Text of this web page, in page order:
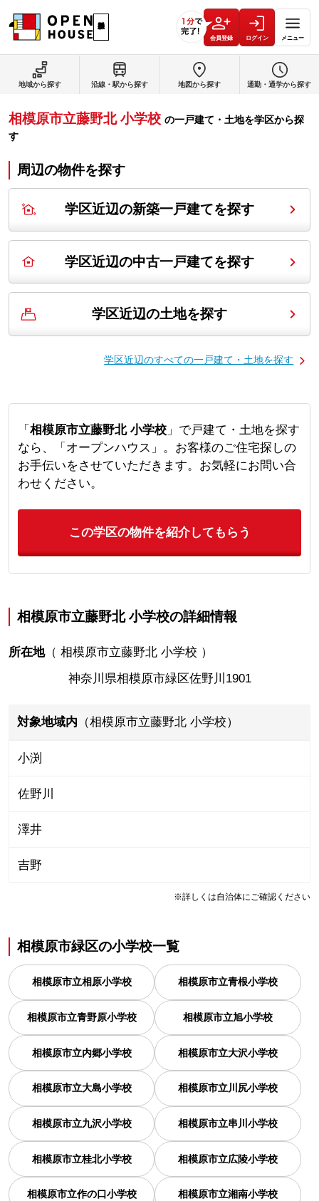
会員登録 ログイン メニュー
地域から探す 沿線・駅から探す 地図から探す 通勤・通学から探す
相模原市立藤野北 小学校 の一戸建て・土地を学区から探
す
周辺の物件を探す
学区近辺の新築一戸建てを探す
学区近辺の中古一戸建てを探す
学区近辺の土地を探す
学区近辺のすべての一戸建て・土地を探す
「 相模原市立藤野北 小学校」で戸建て・土地を探す
なら、「オープンハウス」。お客様のご住宅探しの
お手伝いをさせていただきます。お気軽にお問い合
わせください。
この学区の物件を紹介してもらう
相模原市立藤野北 小学校の詳細情報
所在地（ 相模原市立藤野北 小学校 ）
神奈川県相模原市緑区佐野川1901
対象地域内 （相模原市立藤野北 小学校）
小渕
佐野川
澤井
吉野
※詳しくは自治体にご確認ください
相模原市緑区の小学校一覧
相模原市立相原小学校 相模原市立青根小学校
相模原市立青野原小学校 相模原市立旭小学校
相模原市立内郷小学校 相模原市立大沢小学校
相模原市立大島小学校 相模原市立川尻小学校
相模原市立九沢小学校 相模原市立串川小学校
相模原市立桂北小学校 相模原市立広陵小学校
相模原市立作の口小学校 相模原市立湘南小学校